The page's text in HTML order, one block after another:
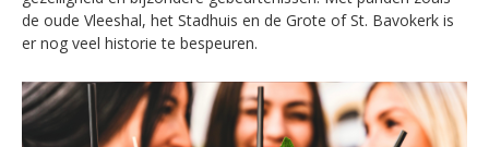
de oude Vleeshal, het Stadhuis en de Grote of St. Bavokerk is
er nog veel historie te bespeuren.